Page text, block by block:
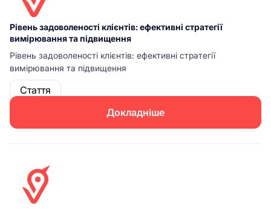
Рівень задоволеності клієнтів: ефективні стратегії
вимірювання та підвищення
Рівень задоволеності клієнтів: ефективні стратегії
вимірювання та підвищення
Стаття
Докладніше